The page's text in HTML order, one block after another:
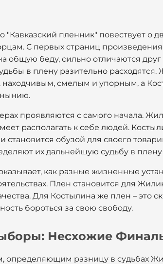
"Кавказский пленник" повествует о
С первых страниц
общую беду, сильно отличаются
в плену разительно
находчивым, смелым и упорным, а
проявляются с самого начала.
располагать к себе людей.
становится обузой для своего
их дальнейшую судьбу в плену
как разные жизненные
Плен становится для
Для Костылина же плен – это
бороться за свою свободу.
Несхожие
разницу в судьбах